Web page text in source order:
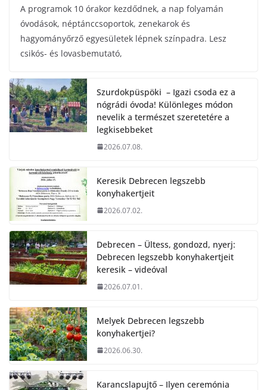
A programok 10 órakor kezdődnek, a nap folyamán
óvodások, néptánccsoportok, zenekarok és
hagyományőrző egyesületek lépnek színpadra. Lesz
csikós- és lovasbemutató,
Szurdokpüspöki – Igazi csoda ez a
nógrádi óvoda! Különleges módon
nevelik a természet szeretetére a
legkisebbeket
2026.07.08.
Keresik Debrecen legszebb
konyhakertjeit
2026.07.02.
Debrecen – Ültess, gondozd, nyerj:
Debrecen legszebb konyhakertjeit
keresik – videóval
2026.07.01.
Melyek Debrecen legszebb
konyhakertjei?
2026.06.30.
Karancslapujtő – Ilyen ceremónia